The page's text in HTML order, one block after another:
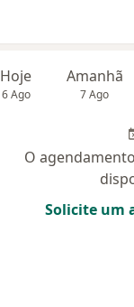
Hoje
6 Ago
Amanhã
7 Ago
O
Solicite um